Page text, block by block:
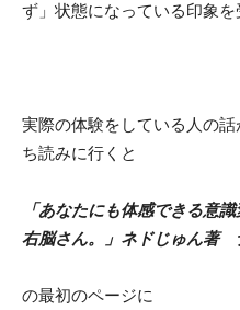
ず」状態になっている印象を
実際の体験をしている人の
ち読みに行くと
「あなたにも体感できる意
右脳さん。」ネドじゅん著
の最初のページに